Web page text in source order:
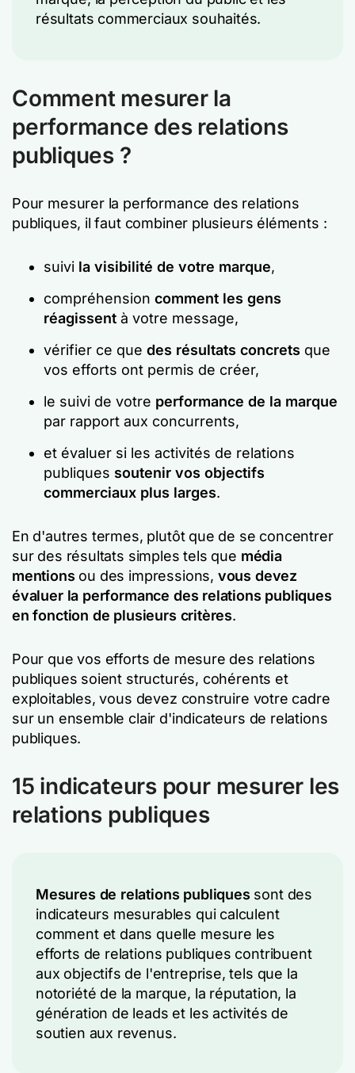
résultats commerciaux souhaités.
Comment mesurer la
performance des relations
publiques ?
Pour mesurer la performance des relations
publiques, il faut combiner plusieurs éléments :
suivi la visibilité de votre marque,
compréhension comment les gens
réagissent à votre message,
vérifier ce que des résultats concrets que
vos efforts ont permis de créer,
le suivi de votre performance de la marque
par rapport aux concurrents,
et évaluer si les activités de relations
publiques soutenir vos objectifs
commerciaux plus larges.
En d'autres termes, plutôt que de se concentrer
sur des résultats simples tels que média
mentions ou des impressions, vous devez
évaluer la performance des relations publiques
en fonction de plusieurs critères.
Pour que vos efforts de mesure des relations
publiques soient structurés, cohérents et
exploitables, vous devez construire votre cadre
sur un ensemble clair d'indicateurs de relations
publiques.
15 indicateurs pour mesurer les
relations publiques
Mesures de relations publiques sont des
indicateurs mesurables qui calculent
comment et dans quelle mesure les
efforts de relations publiques contribuent
aux objectifs de l'entreprise, tels que la
notoriété de la marque, la réputation, la
génération de leads et les activités de
soutien aux revenus.